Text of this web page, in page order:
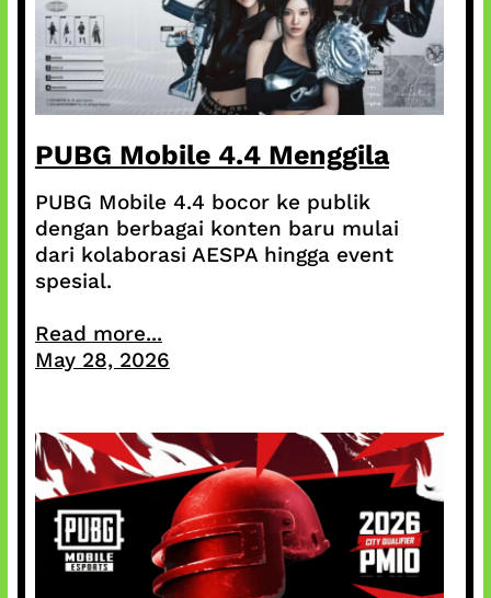
PUBG Mobile 4.4 Menggila
PUBG Mobile 4.4 bocor ke publik
dengan berbagai konten baru mulai
dari kolaborasi AESPA hingga event
spesial.
Read more...
May 28, 2026